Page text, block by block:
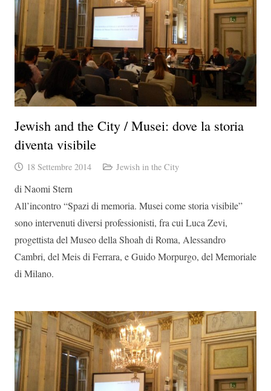
Jewish and the City / Musei: dove la storia
diventa visibile
18 Settembre 2014 Jewish in the City
di Naomi Stern
All’incontro “Spazi di memoria. Musei come storia visibile”
sono intervenuti diversi professionisti, fra cui Luca Zevi,
progettista del Museo della Shoah di Roma, Alessandro
Cambri, del Meis di Ferrara, e Guido Morpurgo, del Memoriale
di Milano.